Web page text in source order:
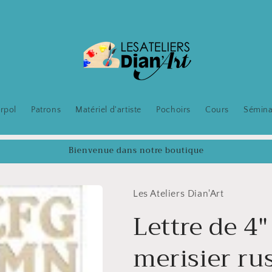
Patrons Matériel d'artiste Pochoirs Cours
Bienvenue dans notre boutique
Les Ateliers Dian'Art
Lettre de
merisier